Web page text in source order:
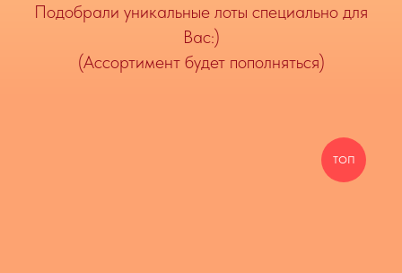
Подобрали уникальные лоты специально для
Вас:)
(Ассортимент будет пополняться)
ТОП